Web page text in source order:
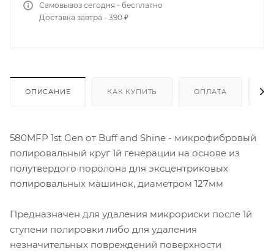
Самовывоз сегодня - бесплатно
Доставка завтра - 390 ₽
ОПИСАНИЕ КАК КУПИТЬ ОПЛАТА
580MFP 1st Gen от Buff and Shine - микрофибровый
полировальный круг 1й генерации на основе из
полутвердого поролона для эксцентриковых
полировальных машинок, диаметром 127мм
Предназначен для удаления микрориски после 1й
ступени полировки либо для удаления
незначительных повреждений поверхности